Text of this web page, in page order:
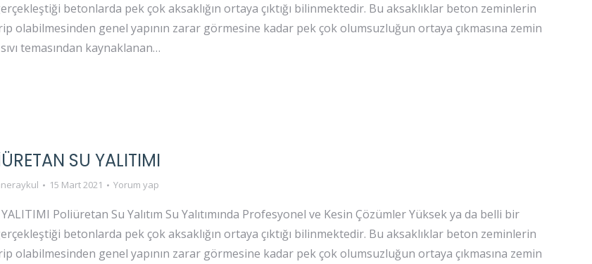
betonlarda pek çok aksaklığın ortaya çıktığı bilinmektedir. Bu aksaklıklar beton zeminlerin
olabilmesinden genel yapının zarar görmesine kadar pek çok olumsuzluğun ortaya çıkmasına zemin
temasından kaynaklanan…
SU YALITIMI
15 Mart 2021 Yorum yap
Poliüretan Su Yalıtım Su Yalıtımında Profesyonel ve Kesin Çözümler Yüksek ya da belli bir
betonlarda pek çok aksaklığın ortaya çıktığı bilinmektedir. Bu aksaklıklar beton zeminlerin
olabilmesinden genel yapının zarar görmesine kadar pek çok olumsuzluğun ortaya çıkmasına zemin